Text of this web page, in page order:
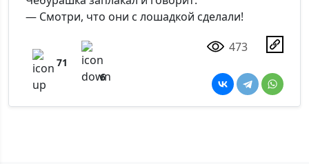
— Смотри, что они с лошадкой сделали!
71
6
473